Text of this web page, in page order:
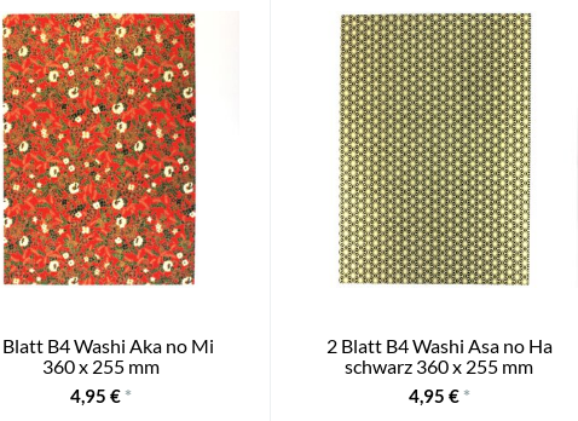
B4 Washi Aka no Mi
360 x 255 mm
4,95 € *
2 Blatt B4 Washi Asa no Ha
schwarz 360 x 255 mm
4,95 € *